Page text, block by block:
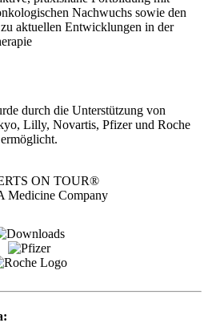
Nachwuchs sowie den
aktuellen Entwicklungen in der
durch die Unterstützung von
Lilly, Novartis, Pfizer und Roche
ermöglicht.